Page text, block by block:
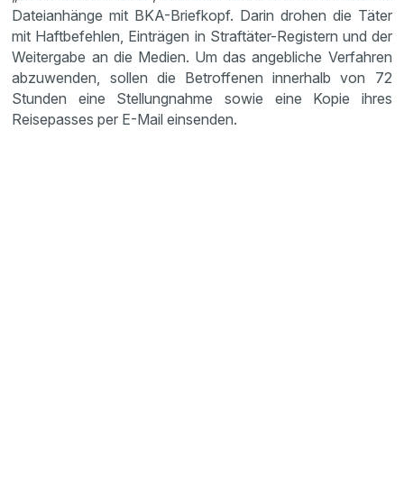
Dateianhänge mit BKA-Briefkopf. Darin drohen die Täter
mit Haftbefehlen, Einträgen in Straftäter-Registern und der
Weitergabe an die Medien. Um das angebliche Verfahren
abzuwenden, sollen die Betroffenen innerhalb von 72
Stunden eine Stellungnahme sowie eine Kopie ihres
Reisepasses per E-Mail einsenden.